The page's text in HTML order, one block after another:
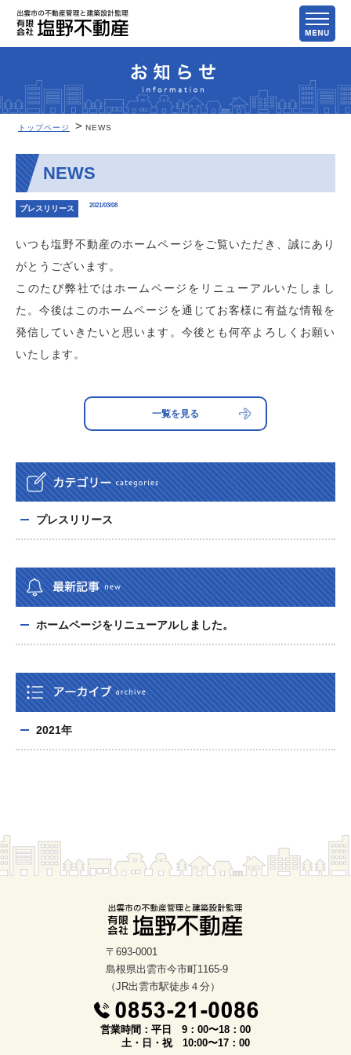
トップページ NEWS
NEWS
プレスリリース 2021/03/08
いつも塩野不動産のホームページをご覧いただき、誠にあり
がとうございます。
このたび弊社ではホームページをリニューアルいたしまし
た。今後はこのホームページを通じてお客様に有益な情報を
発信していきたいと思います。今後とも何卒よろしくお願い
いたします。
一覧を見る
プレスリリース
ホームページをリニューアルしました。
2021年
〒693-0001
島根県出雲市今市町1165-9
（JR出雲市駅徒歩４分）
営業時間：平日 9：00〜18：00
土・日・祝 10:00〜17：00